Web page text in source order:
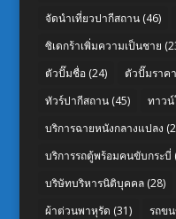
จัดนำเที่ยวปากีสถาน(46)
ซิเดกร้าเพิ่มความเป็นชาย
ตัวปั๊มชื่อ(24) ตัวปั๊มราค
ทัวร์ปากีสถาน(45) ทาว
บริการฉายหนังกลางแปลง
บริการรถตู้พร้อมคนขับกระบี่
บริษัทบริหารนิติบุคคล(28)
ผ้าต่วนพาหุรัด (31) รถข